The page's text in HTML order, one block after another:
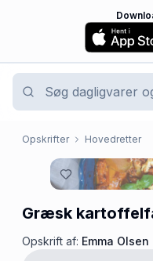
Opskrifter Hovedretter
Græsk
Opskrift af: Emma Olsen